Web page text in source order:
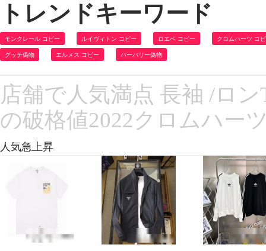
トレンドキーワード
モンクレール コピー ルイヴィトン コピー ロエベ コピー クロムハーツ コ
グッチ偽物 エルメス コピー バーバリー偽物
店舗で人気満点 長袖 /ロ
の破格値2022クロムハー
人気急上昇